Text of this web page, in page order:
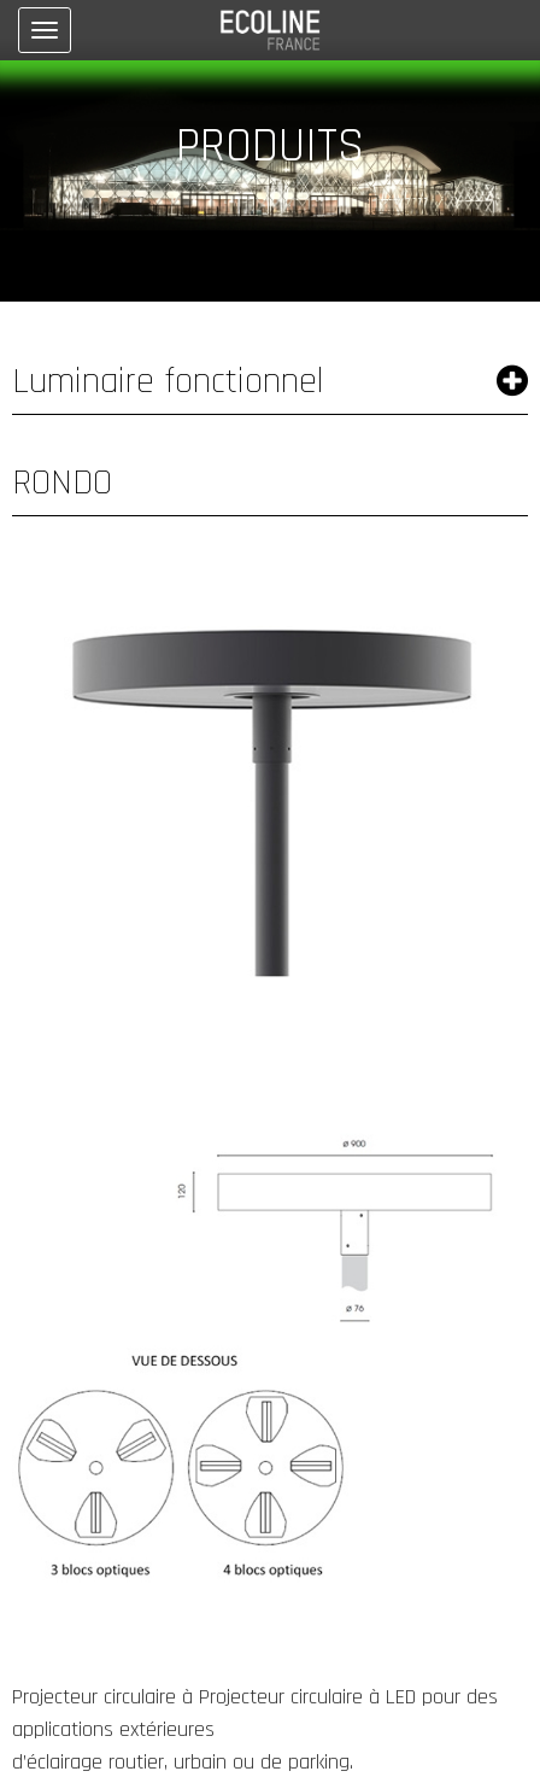
Toggle
navigation
PRODUITS
Luminaire fonctionnel
RONDO
Projecteur circulaire à Projecteur circulaire à LED pour des
applications extérieures
d’éclairage routier, urbain ou de parking.